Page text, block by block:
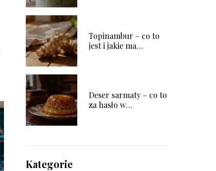
Topinambur – co to
jest i jakie ma
Deser sarmaty – co to
za hasło w
Kategorie